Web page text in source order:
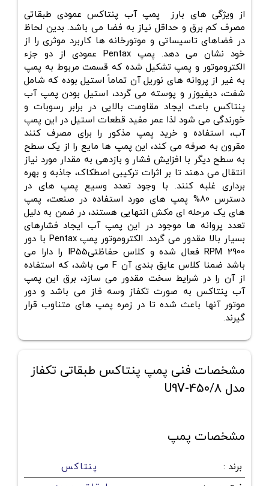
از ویژگی های بارز پمپ آب پنتاکس عمودی طبقاتی
مصرف کم برق و حداقل نیاز به فضا می باشد. بدین لحاظ
در فضاهای تاسیساتی و موتورخانه ها کاربرد موثری را از
خود نشان می دهد. پمپ Pentax عمودی از دو جزء
الکتروموتور و پمپ تشکیل شده که قسمت مربوط به پمپ
به غیر از پروانه های نوریل آن تماماً استیل بوده که شامل
شفت، دیفیوزر و پوسته می گردد، استیل بودن پمپ آب
پنتاکس باعث ایجاد مقاومت بالایی در برابر رسوبات و
خورندگی می شود لذا عمر مفید قطعات استیل در این پمپ
آب، استفاده و خرید پمپ مذکور را برای مصرف کنند
مقرون به صرفه می کند، این پمپ ها مایع را از یک سطح
به سطح دیگر با افزایش فشار و بازدهی به مقدار مورد نیاز
انتقال می دهند تا بر اثرات ترکیبی اصطکاک، جاذبه و بهره
برداری غلبه کنند. با وجود تعدد وسیع پمپ های در
دسترس 80% پمپ های مورد استفاده در صنعت، پمپ
های یک مرحله ای مکش انتهایی هستند، در ضمن به دلیل
تعدد پروانه ها موجود در این پمپ آب ایجاد فشارهای
بسیار بالا مقدور می گردد. الکتروموتور پمپ Pentax با دور
2900 RPM فعال شده و کلاس حفاظتیIP55 را دارا می
باشد ضمنا کلاس عایق بندی آن F می باشد، که استفاده
از آن را در شرایط سخت مقدور می سازد، برق این پمپ
آب پنتاکس به صورت تکفاز وسه فاز می باشد و دور
موتور آنها باعث شده تا در زمره پمپ های متناوب قرار
گیرند.
مشخصات فنی پمپ پنتاکس طبقاتی تکفاز
مدل U9V-450/8
مشخصات پمپ
برند :
پنتاکس